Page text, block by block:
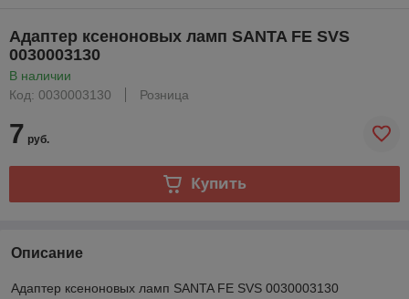
Адаптер ксеноновых ламп SANTA FE SVS
0030003130
В наличии
Код: 0030003130
Розница
7 руб.
Купить
Описание
Адаптер ксеноновых ламп SANTA FE SVS 0030003130